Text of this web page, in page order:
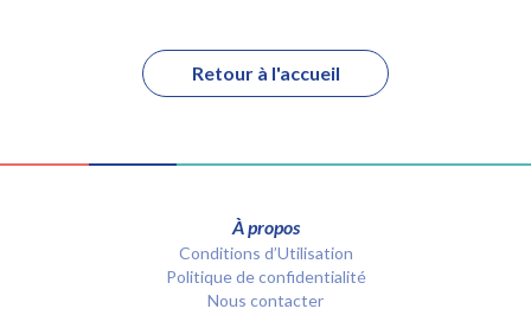
Retour à l'accueil
À propos
Conditions d’Utilisation
Politique de confidentialité
Nous contacter